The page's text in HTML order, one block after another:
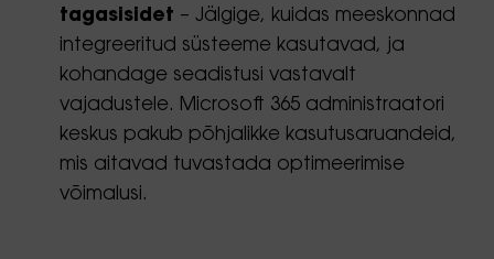
tagasisidet – Jälgige, kuidas meeskonnad
integreeritud süsteeme kasutavad, ja
kohandage seadistusi vastavalt
vajadustele. Microsoft 365 administraatori
keskus pakub põhjalikke kasutusaruandeid,
mis aitavad tuvastada optimeerimise
võimalusi.